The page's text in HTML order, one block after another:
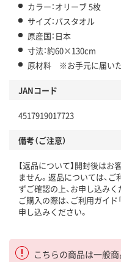
カラー：オリーブ 5枚
サイズ：バスタオル
原産国：日本
寸法：約60×130cm
原材料 ※お手元に届いた
JANコード
4517919017723
備考（ご注意）
【返品について】開封後は
ません。返品については、ご
ずご確認の上、お申し込みく
ご購入の際は、ご利用ガイド
申し込みください。
こちらの商品は一般